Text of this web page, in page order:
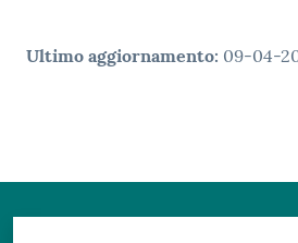
Ultimo aggiornamento: 09-04-